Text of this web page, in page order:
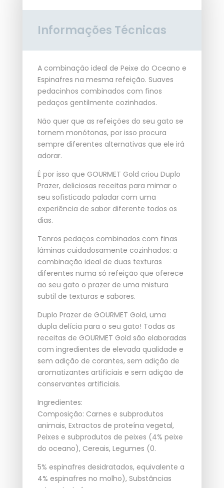
Prazer
Molho
Espinafres
Gourmet
Informações Técnicas
A combinação ideal de Peixe do Oceano e
Espinafres na mesma refeição. Suaves
pedacinhos combinados com finos
pedaços gentilmente cozinhados.
Não quer que as refeições do seu gato se
tornem monótonas, por isso procura
sempre diferentes alternativas que ele irá
adorar.
É por isso que GOURMET Gold criou Duplo
Prazer, deliciosas receitas para mimar o
seu sofisticado paladar com uma
experiência de sabor diferente todos os
dias.
Tenros pedaços combinados com finas
lâminas cuidadosamente cozinhados: a
combinação ideal de duas texturas
diferentes numa só refeição que oferece
ao seu gato o prazer de uma mistura
subtil de texturas e sabores.
Duplo Prazer de GOURMET Gold, uma
dupla delícia para o seu gato! Todas as
receitas de GOURMET Gold são elaboradas
com ingredientes de elevada qualidade e
sem adição de corantes, sem adição de
aromatizantes artificiais e sem adição de
conservantes artificiais.
Ingredientes:
Composição: Carnes e subprodutos
animais, Extractos de proteína vegetal,
Peixes e subprodutos de peixes (4% peixe
do oceano), Cereais, Legumes (0.
5% espinafres desidratados, equivalente a
4% espinafres no molho), Substâncias